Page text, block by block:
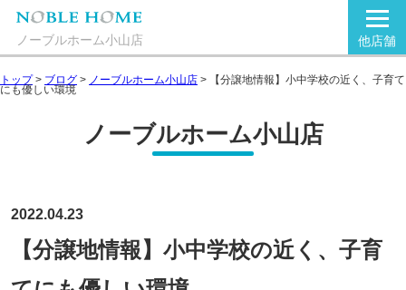
ノーブルホーム小山店 他店舗
トップ> ブログ > ノーブルホーム小山店 > 【分譲地情報】小中学校の近く、子育て
にも優しい環境
ノーブルホーム小山店
2022.04.23
【分譲地情報】小中学校の近く、子育